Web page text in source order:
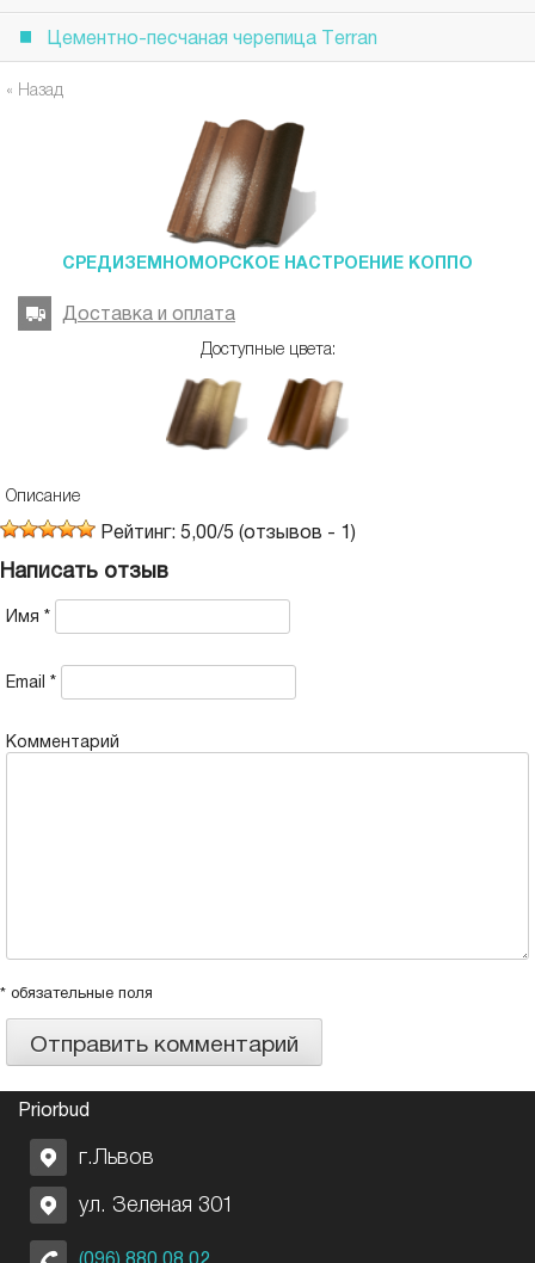
Цементно-песчаная черепица Terran
« Назад
СРЕДИЗЕМНОМОРСКОЕ НАСТРОЕНИЕ КОППО
Доставка и оплата
Доступные цвета:
Описание
Рейтинг: 5,00/5 (отзывов - 1)
Написать отзыв
Имя *
Email *
Комментарий
* обязательные поля
Priorbud
г.Львов
ул. Зеленая 301
(096) 880 08 02